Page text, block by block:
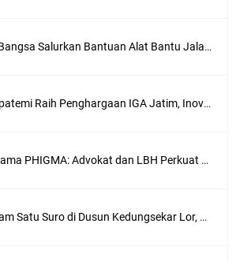
Media Peduli Bangsa Salurkan Bantuan Alat Bantu Jalan untuk Lansia
Yayuk Eko Supatemi Raih Penghargaan IGA Jatim, Inovasi Wayang Kulit untuk Anak Berkebutuhan Khusus
Hari Jadi Pertama PHIGMA: Advokat dan LBH Perkuat Soliditas di Jakarta
Ruwatan Malam Satu Suro di Dusun Kedungsekar Lor, Tradisi Luhur yang Terus Istiqomah